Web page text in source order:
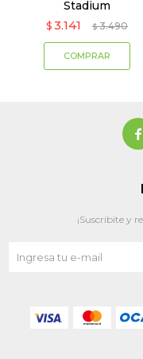
Stadium
$ 3.141 $ 3.490

¡Suscribite y